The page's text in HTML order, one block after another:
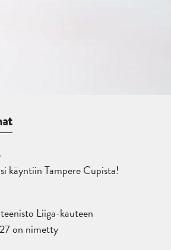
käyntiin Tampere Cupista!
Liiga-kauteen
on nimetty